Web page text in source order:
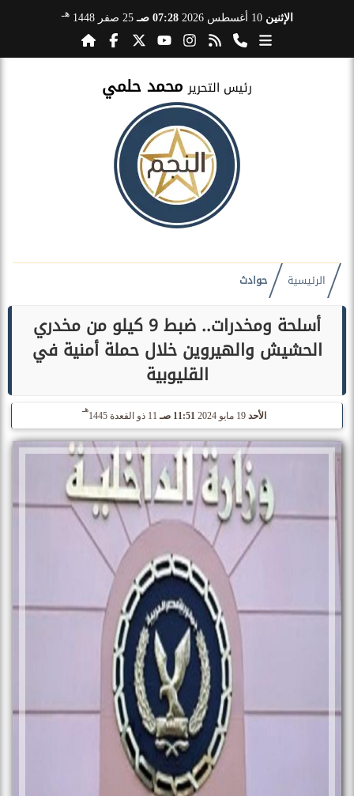
الإثنين 10 أغسطس 2026 07:28 صـ 25 صفر 1448 هـ
رئيس التحرير محمد حلمي
الرئيسية حوادث
أسلحة ومخدرات.. ضبط 9 كيلو من مخدري
الحشيش والهيروين خلال حملة أمنية في
القليوبية
الأحد 19 مايو 2024 11:51 صـ 11 ذو القعدة 1445
هـ